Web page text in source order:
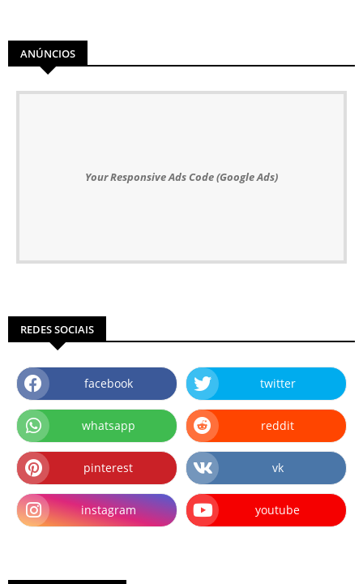
ANÚNCIOS
Your Responsive Ads Code (Google Ads)
REDES SOCIAIS
facebook twitter
whatsapp reddit
pinterest vk
instagram youtube